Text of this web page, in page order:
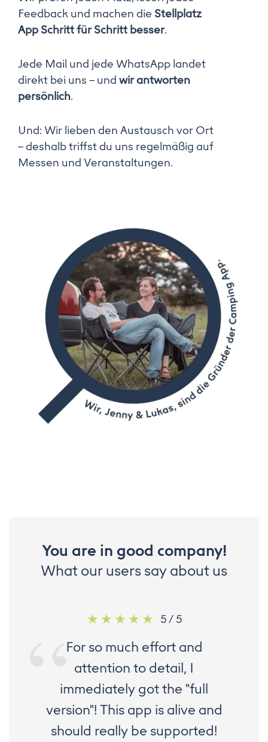
Feedback und machen die Stellplatz
App Schritt für Schritt besser.
Jede Mail und jede WhatsApp landet
direkt bei uns – und wir antworten
persönlich.
Und: Wir lieben den Austausch vor Ort
– deshalb triffst du uns regelmäßig auf
Messen und Veranstaltungen.
You are in good company!
What our users say about us
5 / 5
For so much effort and
attention to detail, I
immediately got the "full
version"! This app is alive and
should really be supported!